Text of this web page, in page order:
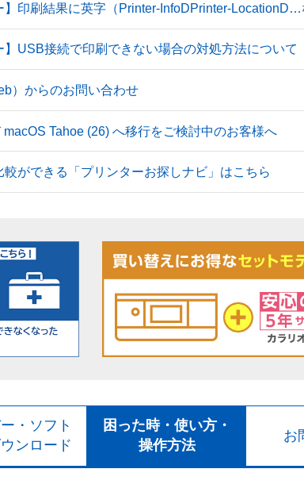
】印刷結果に英字（Printer-InfoDPrinter-
】USB接続で印刷できない場合の対処方法について
）からのお問い合わせ
Tahoe (26) へ移行をご検討中のお客様へ
較ができる「プリンターお探しナビ」はこちら
・ソフト
ンロード
困った時・使い方・
操作方法
お